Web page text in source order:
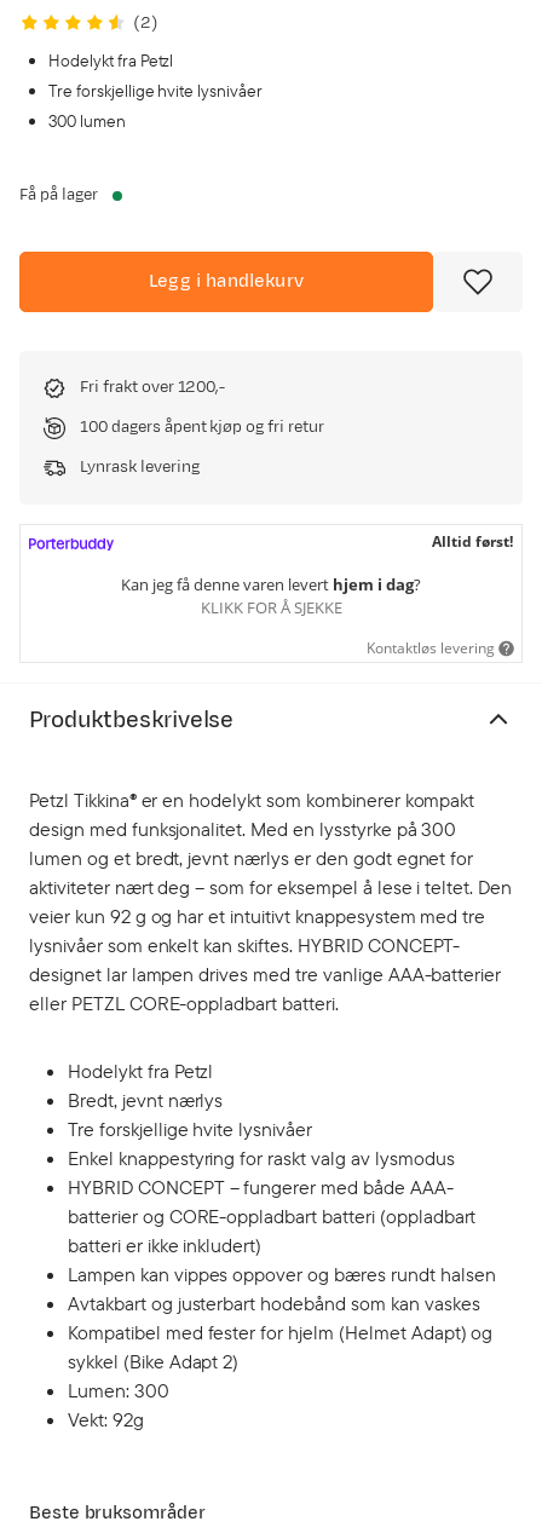
(2)
Hodelykt fra Petzl
Tre forskjellige hvite lysnivåer
300 lumen
Få på lager
Legg i handlekurv
Fri frakt over 1200,-
100 dagers åpent kjøp og fri retur
Lynrask levering
Alltid først!
Kan jeg få denne varen levert hjem i dag?
KLIKK FOR Å SJEKKE
Kontaktløs levering
Produktbeskrivelse
Petzl Tikkina® er en hodelykt som kombinerer kompakt
design med funksjonalitet. Med en lysstyrke på 300
lumen og et bredt, jevnt nærlys er den godt egnet for
aktiviteter nært deg – som for eksempel å lese i teltet. Den
veier kun 92 g og har et intuitivt knappesystem med tre
lysnivåer som enkelt kan skiftes. HYBRID CONCEPT-
designet lar lampen drives med tre vanlige AAA-batterier
eller PETZL CORE-oppladbart batteri.
Hodelykt fra Petzl
Bredt, jevnt nærlys
Tre forskjellige hvite lysnivåer
Enkel knappestyring for raskt valg av lysmodus
HYBRID CONCEPT – fungerer med både AAA-
batterier og CORE-oppladbart batteri (oppladbart
batteri er ikke inkludert)
Lampen kan vippes oppover og bæres rundt halsen
Avtakbart og justerbart hodebånd som kan vaskes
Kompatibel med fester for hjelm (Helmet Adapt) og
sykkel (Bike Adapt 2)
Lumen: 300
Vekt: 92g
Beste bruksområder